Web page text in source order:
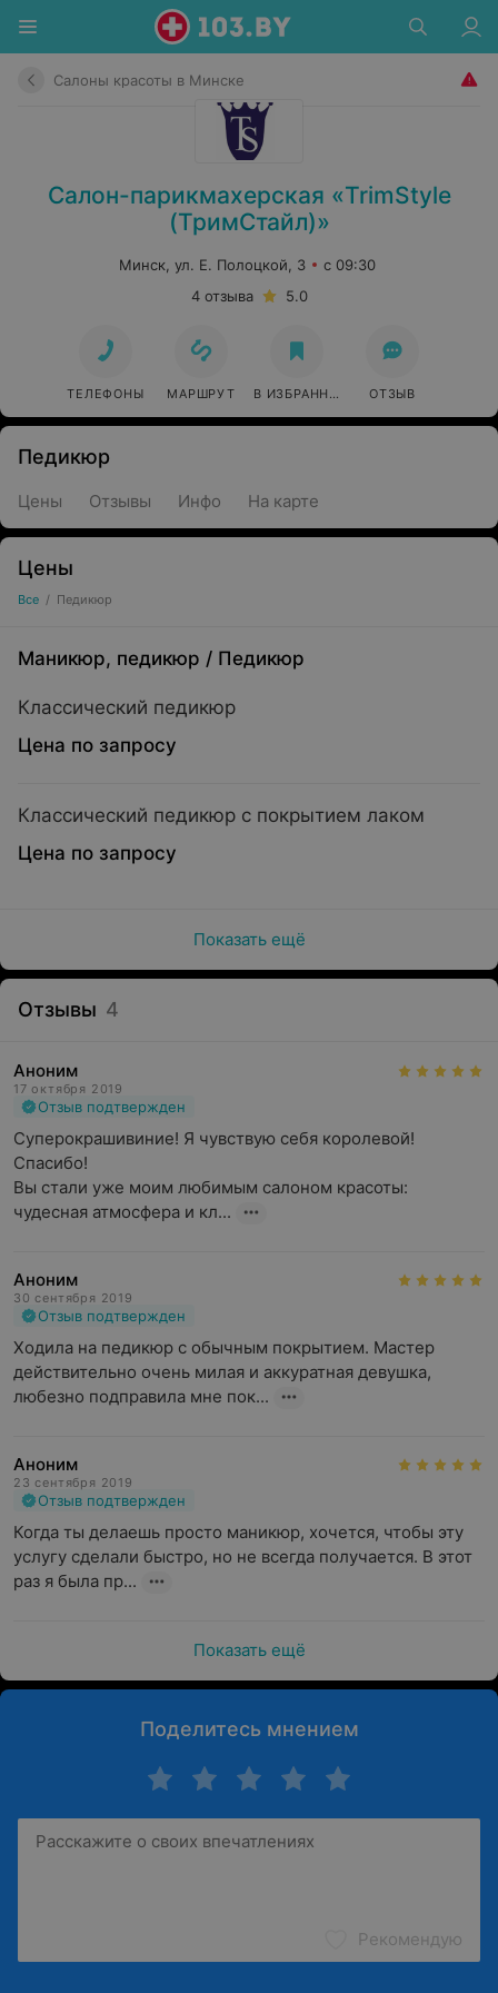
Салоны красоты в Минске
Салон-парикмахерская «TrimStyle
(ТримСтайл)»
Минск, ул. Е. Полоцкой, 3
с 09:30
4 отзыва
5.0
ТЕЛЕФОНЫ МАРШРУТ В ИЗБРАННОЕ ОТЗЫВ
Педикюр
Цены Отзывы Инфо На карте
Цены
Все / Педикюр
Маникюр, педикюр / Педикюр
Классический педикюр
Цена по запросу
Классический педикюр с покрытием лаком
Цена по запросу
Показать ещё
Отзывы 4
Аноним
17 октября 2019
Отзыв подтвержден
Суперокрашивиние! Я чувствую себя королевой!
Спасибо!
Вы стали уже моим любимым салоном красоты:
чудесная атмосфера и кл...
Аноним
30 сентября 2019
Отзыв подтвержден
Ходила на педикюр с обычным покрытием. Мастер
действительно очень милая и аккуратная девушка,
любезно подправила мне пок...
Аноним
23 сентября 2019
Отзыв подтвержден
Когда ты делаешь просто маникюр, хочется, чтобы эту
услугу сделали быстро, но не всегда получается. В этот
раз я была пр...
Показать ещё
Поделитесь мнением
Рекомендую